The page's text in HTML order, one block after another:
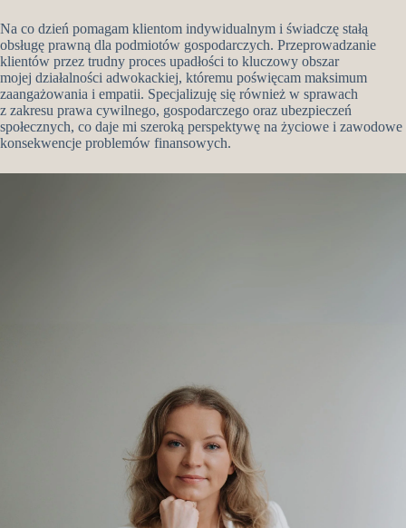
Na co dzień pomagam klientom indywidualnym i świadczę stałą
obsługę prawną dla podmiotów gospodarczych. Przeprowadzanie
klientów przez trudny proces upadłości to kluczowy obszar
mojej działalności adwokackiej, któremu poświęcam maksimum
zaangażowania i empatii. Specjalizuję się również w sprawach
z zakresu prawa cywilnego, gospodarczego oraz ubezpieczeń
społecznych, co daje mi szeroką perspektywę na życiowe i zawodowe
konsekwencje problemów finansowych.